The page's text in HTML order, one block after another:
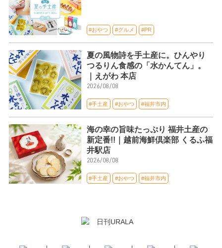
#おやつ #グルメ #PR
夏の風物詩を手土産に。ひんやり
つるりん食感の「水かんてん」。
｜えがわ 本店
2026/08/08
#手土産 #おやつ #福井市内
海の幸の旨味たっぷり 福井土産の
新定番!!｜越前海鮮倶楽部 くるふ福
井駅店
2026/08/08
#手土産 #おやつ #福井市内